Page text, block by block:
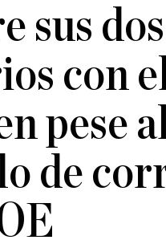
sus dos
con
pese
de